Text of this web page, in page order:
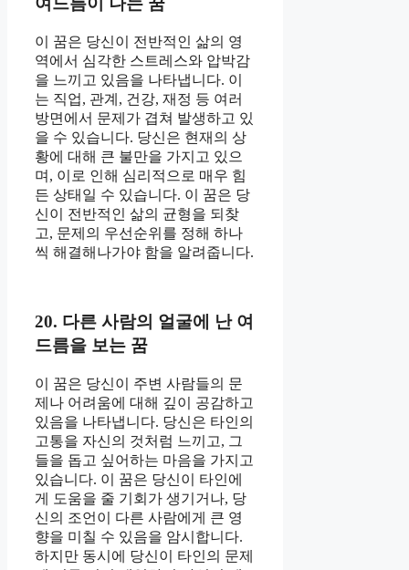
이 꿈은 당신이 전반적인 삶의 영
역에서 심각한 스트레스와 압박감
을 느끼고 있음을 나타냅니다. 이
는 직업, 관계, 건강, 재정 등 여러
방면에서 문제가 겹쳐 발생하고 있
을 수 있습니다. 당신은 현재의 상
황에 대해 큰 불만을 가지고 있으
며, 이로 인해 심리적으로 매우 힘
든 상태일 수 있습니다. 이 꿈은 당
신이 전반적인 삶의 균형을 되찾
고, 문제의 우선순위를 정해 하나
씩 해결해나가야 함을 알려줍니다.
20. 다른 사람의 얼굴에 난 여
드름을 보는 꿈
이 꿈은 당신이 주변 사람들의 문
제나 어려움에 대해 깊이 공감하고
있음을 나타냅니다. 당신은 타인의
고통을 자신의 것처럼 느끼고, 그
들을 돕고 싶어하는 마음을 가지고
있습니다. 이 꿈은 당신이 타인에
게 도움을 줄 기회가 생기거나, 당
신의 조언이 다른 사람에게 큰 영
향을 미칠 수 있음을 암시합니다.
하지만 동시에 당신이 타인의 문제